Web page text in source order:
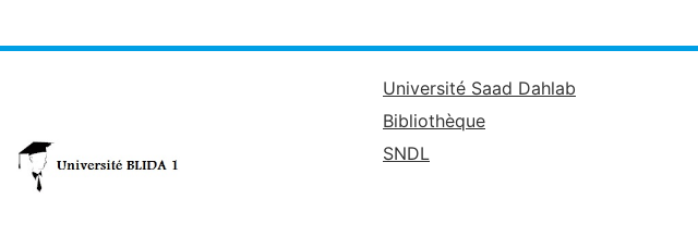
Université Saad Dahlab
Bibliothèque
SNDL